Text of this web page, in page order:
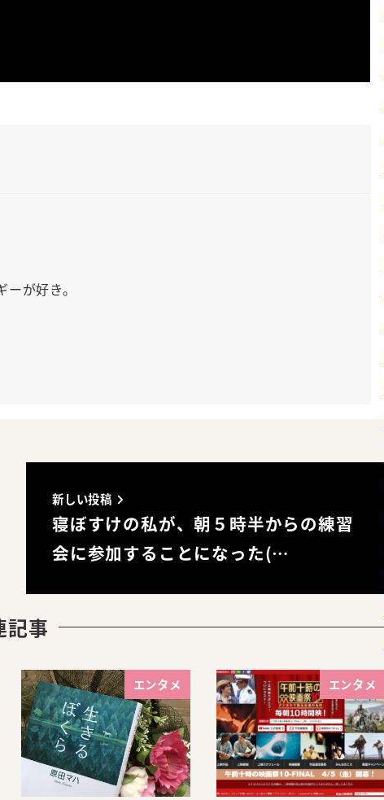
が好き。
新しい投稿
寝ぼすけの私が、朝５時半からの練習
会に参加することになった(…
記事
エンタメ エンタメ